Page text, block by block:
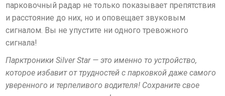
парковочный радар не только показывает препятствия
и расстояние до них, но и оповещает звуковым
сигналом. Вы не упустите ни одного тревожного
сигнала!
Парктроники Silver Star — это именно то устройство,
которое избавит от трудностей с парковкой даже самого
уверенного и терпеливого водителя! Сохраните свое